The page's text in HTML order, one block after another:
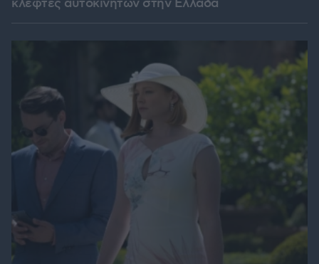
κλέφτες αυτοκινήτων στην Ελλάδα